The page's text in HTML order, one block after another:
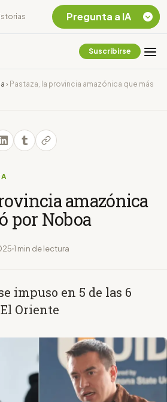
Suscribirse
› Pastaza, la provincia amazónica que más
amazónica
por Noboa
1 min de lectura
impuso en 5 de las 6
Oriente
Pregunta a IA
Chevron Ecuador